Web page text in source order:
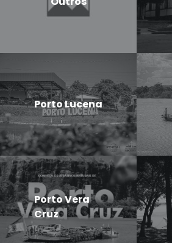
Porto Lucena
Porto Vera
Cruz